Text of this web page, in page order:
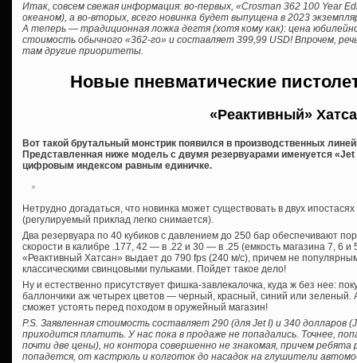
Итак, совсем свежая информация: во-первых, «Crosman 362 100 Year
океаном), а во-вторых, всего новинка будет выпущена в 2023
А теперь — традиционная ложка дегтя (хотя кому как): цена
стоимость обычного «362-го» и составляет 399,99 USD! Впрочем,
там другие приоритеты.
Новые пневматические
«Реактивный»
Вот такой брутальный монстрик появился в производственных
Представленная ниже модель с двумя резервуарами именуется
цифровым индексом равным единичке.
Нетрудно догадаться, что новинка может существовать в двух
(регулируемый приклад легко снимается).
Два резервуара по 40 кубиков с давлением до 250 бар обеспечивают
скорости в калибре .177, 42 — в .22 и 30 — в .25 (емкость магазина 7, 6 и
«Реактивный Хатсан» выдает до 790 fps (240 м/c), причем не
классическими свинцовыми пульками. Пойдет такое дело!
Ну и естественно присутствует фишка-завлекалочка, куда ж без нее:
баллончики аж четырех цветов — черный, красный, синий или зеленый.
сможет устоять перед походом в оружейный магазин!
P.S. Заявленная стоимость составляет 290 (для Jet I) и 340
приходится платить. У нас пока в продаже не попадались. Точнее,
почти две цены), но контора совершенно не знакомая, причем
попадется, от кастрюль и колготок до насадок на глушители